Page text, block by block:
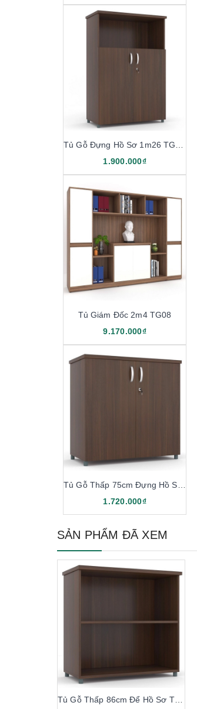
1.900.000₫
Tủ Giám Đốc 2m4 TG08
9.170.000₫
1.720.000₫
SẢN PHẨM ĐÃ XEM
Tủ Gỗ Thấp 86cm Để Hồ Sơ TG02-0